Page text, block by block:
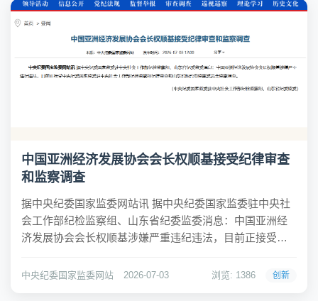
中国亚洲经济发展协会会长权顺基接受纪律审查
和监察调查
据中央纪委国家监委网站讯 据中央纪委国家监委驻中央社
会工作部纪检监察组、山东省纪委监委消息：中国亚洲经
济发展协会会长权顺基涉嫌严重违纪违法，目前正接受中
山东省烟台市监察委员会监察调查。（中央纪委国家监委
中央纪委国家监委网站 2026-07-03 浏览: 1386 创新